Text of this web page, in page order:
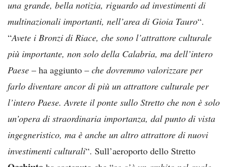
una grande, bella notizia, riguardo ad investimenti di
multinazionali importanti, nell’area di Gioia Tauro“.
“Avete i Bronzi di Riace, che sono l’attrattore culturale
più importante, non solo della Calabria, ma dell’intero
Paese – ha aggiunto – che dovremmo valorizzare per
farlo diventare ancor di più un attrattore culturale per
l’intero Paese. Avrete il ponte sullo Stretto che non è solo
un’opera di straordinaria importanza, dal punto di vista
ingegneristico, ma è anche un altro attrattore di nuovi
investimenti culturali“. Sull’aeroporto dello Stretto